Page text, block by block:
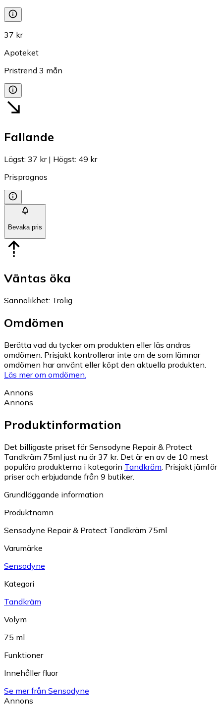
37 kr
Apoteket
Pristrend 3 mån
Fallande
Lägst: 37 kr| Högst: 49 kr
Prisprognos
Bevaka pris
Väntas öka
Sannolikhet: Trolig
Omdömen
Berätta vad du tycker om produkten eller läs andras
omdömen. Prisjakt kontrollerar inte om de som lämnar
omdömen har använt eller köpt den aktuella produkten.
Läs mer om omdömen.
Annons
Annons
Produktinformation
Det billigaste priset för Sensodyne Repair & Protect
Tandkräm 75ml just nu är 37 kr. Det är en av de 10 mest
populära produkterna i kategorin Tandkräm Prisjakt jämför
priser och erbjudande från 9 butiker.
Grundläggande information
Produktnamn
Sensodyne Repair & Protect Tandkräm 75ml
Varumärke
Sensodyne
Kategori
Tandkräm
Volym
75 ml
Funktioner
Innehåller fluor
Se mer från Sensodyne
Annons